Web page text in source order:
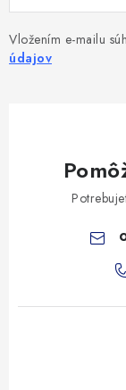
Vložením e-mailu
údajov